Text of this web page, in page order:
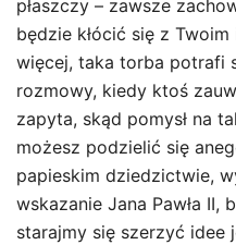
płaszczy – zawsze
będzie kłócić się z
więcej, taka torba potrafi
rozmowy, kiedy ktoś
zapyta, skąd pomysł na
możesz podzielić się
papieskim dziedzictwie,
wskazanie Jana Pawła II,
starajmy się szerzyć idee